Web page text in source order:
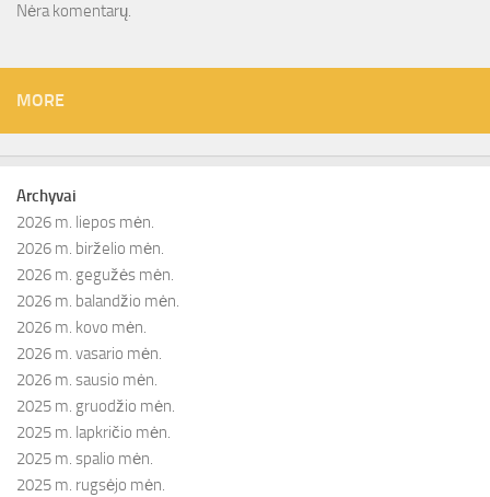
Nėra komentarų.
MORE
Archyvai
2026 m. liepos mėn.
2026 m. birželio mėn.
2026 m. gegužės mėn.
2026 m. balandžio mėn.
2026 m. kovo mėn.
2026 m. vasario mėn.
2026 m. sausio mėn.
2025 m. gruodžio mėn.
2025 m. lapkričio mėn.
2025 m. spalio mėn.
2025 m. rugsėjo mėn.